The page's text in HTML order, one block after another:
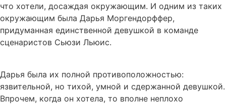
что хотели, досаждая окружающим. И одним из таких
окружающим была Дарья Моргендорффер,
придуманная единственной девушкой в команде
сценаристов Сьюзи Льюис.
Дарья была их полной противоположностью:
язвительной, но тихой, умной и сдержанной девушкой.
Впрочем, когда он хотела, то вполне неплохо